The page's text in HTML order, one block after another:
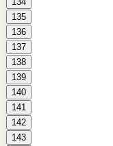
135
136
137
138
139
140
141
142
143